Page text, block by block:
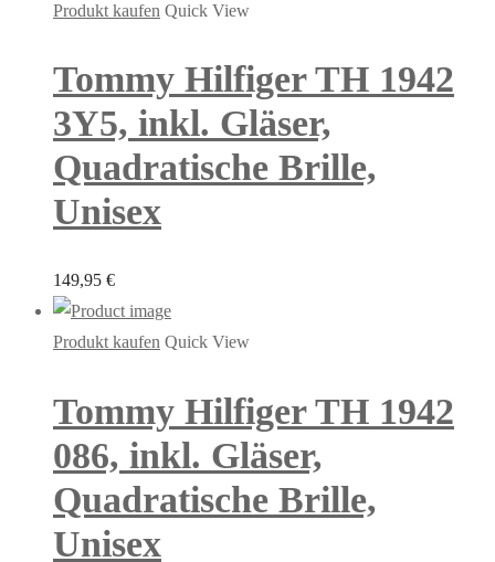
Produkt kaufen Quick View
Tommy Hilfiger TH 1942
3Y5, inkl. Gläser,
Quadratische Brille,
Unisex
149,95 €
Produkt kaufen Quick View
Tommy Hilfiger TH 1942
086, inkl. Gläser,
Quadratische Brille,
Unisex